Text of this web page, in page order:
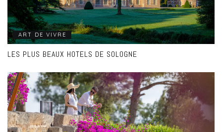
ART DE VIVRE
LES PLUS BEAUX HOTELS DE SOLOGNE